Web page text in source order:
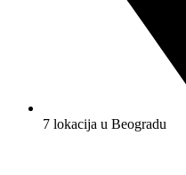
7 lokacija u Beogradu